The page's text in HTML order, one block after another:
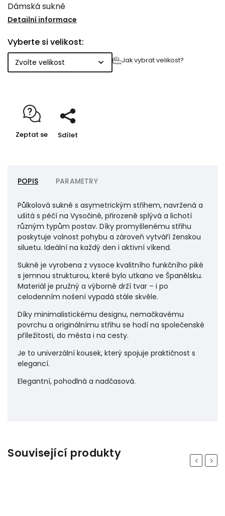
Dámská sukně
Detailní informace
Vyberte si velikost:
Jak vybrat velikost?
Zeptat se Sdílet
POPIS PARAMETRY
Půlkolová sukně s asymetrickým střihem, navržená a
ušitá s péčí na Vysočině, přirozeně splývá a lichotí
různým typům postav. Díky promyšlenému střihu
poskytuje volnost pohybu a zároveň vytváří ženskou
siluetu. Ideální na každý den i aktivní víkend.
Sukně je vyrobena z vysoce kvalitního funkčního piké
s jemnou strukturou, které bylo utkano ve Španělsku.
Materiál je pružný a výborně drží tvar – i po
celodenním nošení vypadá stále skvěle.
Díky minimalistickému designu, nemačkavému
povrchu a originálnímu střihu se hodí na společenské
příležitosti, do města i na cesty.
Je to univerzální kousek, který spojuje praktičnost s
elegancí.
Elegantní, pohodlná a nadčasová.
Související produkty Previous
Next